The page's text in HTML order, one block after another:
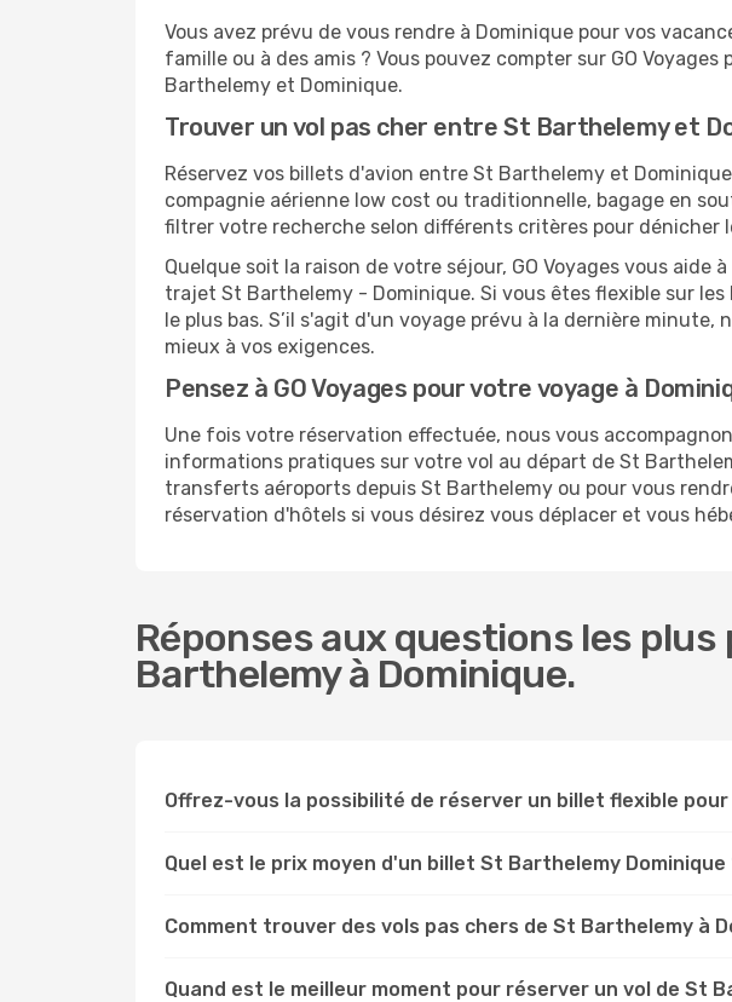
Vous avez prévu de vous rendre à Dominique pour vos
famille ou à des amis ? Vous pouvez compter sur GO
Barthelemy et Dominique.
Trouver un vol pas cher entre St Barthelemy et
Réservez vos billets d'avion entre St Barthelemy et
compagnie aérienne low cost ou traditionnelle, bagage en
filtrer votre recherche selon différents critères pour dénicher
Quelque soit la raison de votre séjour, GO Voyages vous
trajet St Barthelemy - Dominique. Si vous êtes flexible sur
le plus bas. S’il s'agit d'un voyage prévu à la dernière
mieux à vos exigences.
Pensez à GO Voyages pour votre voyage à
Une fois votre réservation effectuée, nous vous
informations pratiques sur votre vol au départ de St
transferts aéroports depuis St Barthelemy ou pour vous
réservation d'hôtels si vous désirez vous déplacer et vous
Réponses aux questions les
Barthelemy à Dominique.
Offrez-vous la possibilité de réserver un billet flexible
Quel est le prix moyen d'un billet St Barthelemy Dominique
Comment trouver des vols pas chers de St Barthelemy à
Quand est le meilleur moment pour réserver un vol de St